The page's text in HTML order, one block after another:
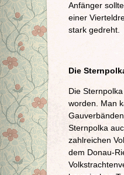
Anfänger
einer
stark gedreht.
Die
Die
worden. Man
Sternpolka
zahlreichen
dem Donau-